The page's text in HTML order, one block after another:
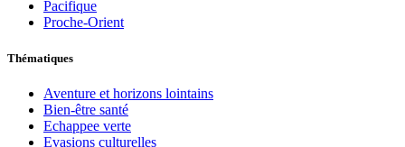
Pacifique
Proche-Orient
Thématiques
Aventure et horizons lointains
Bien-être santé
Echappee verte
Evasions culturelles